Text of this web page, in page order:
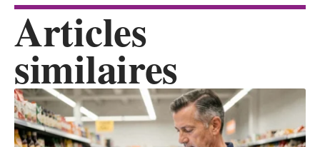
Articles
similaires